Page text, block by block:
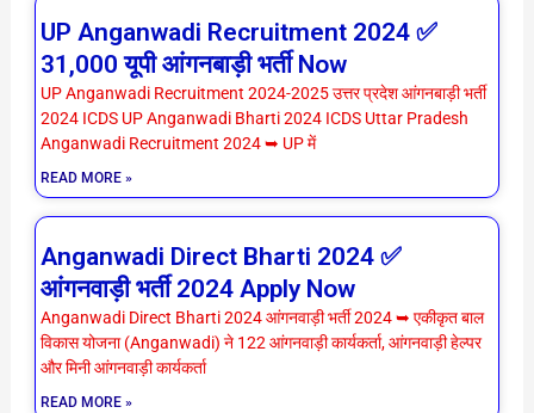
UP Anganwadi Recruitment 2024 ✅
31,000 यूपी आंगनबाड़ी भर्ती Now
UP Anganwadi Recruitment 2024-2025 उत्तर प्रदेश आंगनबाड़ी भर्ती
2024 ICDS UP Anganwadi Bharti 2024 ICDS Uttar Pradesh
Anganwadi Recruitment 2024 ➥ UP में
READ MORE »
Anganwadi Direct Bharti 2024 ✅
आंगनवाड़ी भर्ती 2024 Apply Now
Anganwadi Direct Bharti 2024 आंगनवाड़ी भर्ती 2024 ➥ एकीकृत बाल
विकास योजना (Anganwadi) ने 122 आंगनवाड़ी कार्यकर्ता, आंगनवाड़ी हेल्पर
और मिनी आंगनवाड़ी कार्यकर्ता
READ MORE »